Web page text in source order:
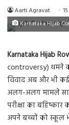
Aarti Agravat
Karnataka Hijab
Karnataka Hijab
controversy) थमने
विवाद अब और भी कई
अलग-अलग मामले
परीक्षा का
अपने बच्चों को स्कूल